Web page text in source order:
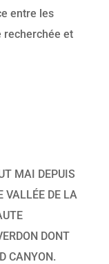
entre les
recherchée et
MAI DEPUIS
VALLÉE DE LA
DONT
CANYON.